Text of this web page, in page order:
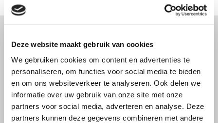
Deze website maakt gebruik van cookies
We gebruiken cookies om content en advertenties te
personaliseren, om functies voor social media te bieden
en om ons websiteverkeer te analyseren. Ook delen we
informatie over uw gebruik van onze site met onze
partners voor social media, adverteren en analyse. Deze
partners kunnen deze gegevens combineren met andere
Advies nodig?
Doe onze online keuzehulp of bel direct
met een specialist!
Doe onze online keuzehulp